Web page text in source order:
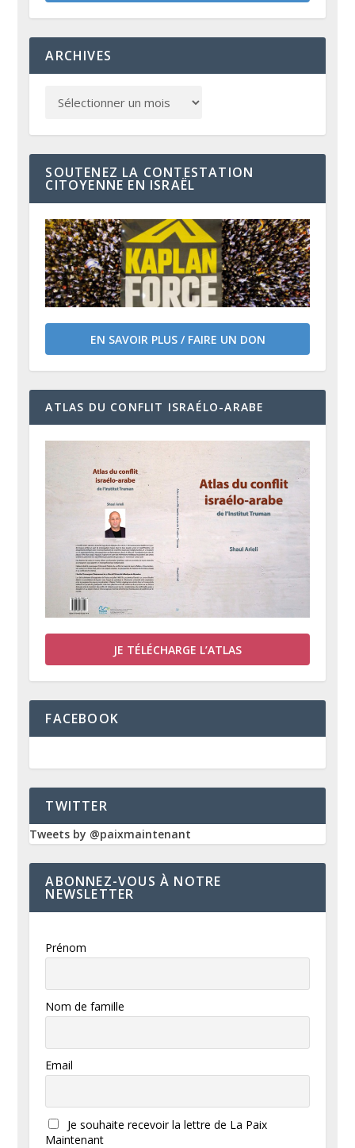
ARCHIVES
SOUTENEZ LA CONTESTATION
CITOYENNE EN ISRAËL
EN SAVOIR PLUS / FAIRE UN DON
ATLAS DU CONFLIT ISRAÉLO-ARABE
JE TÉLÉCHARGE L’ATLAS
FACEBOOK
TWITTER
Tweets by @paixmaintenant
ABONNEZ-VOUS À NOTRE
NEWSLETTER
Prénom
Nom de famille
Email
Je souhaite recevoir la lettre de La Paix
Maintenant